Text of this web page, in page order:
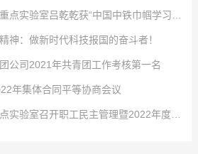
司对优秀女职工进行表彰，以充分发挥学习典
职工的自我学习意识，国家重点实验室工程师吕
神：做新时代科技报国的奋斗者！
五次代表大会2021年12月26日至27日，共青
公司2021年共青团工作考核第一名
年集体合同平等协商会议
盾构及掘进技术国家重点实验室召开职工民主管理暨2022年度工作会议